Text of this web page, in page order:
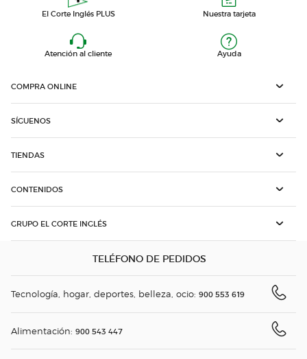
El Corte Inglés PLUS Nuestra tarjeta
Atención al cliente Ayuda
COMPRA ONLINE
SÍGUENOS
TIENDAS
CONTENIDOS
GRUPO EL CORTE INGLÉS
TELÉFONO DE PEDIDOS
Tecnología, hogar, deportes, belleza, ocio: 900 553 619
Alimentación: 900 543 447